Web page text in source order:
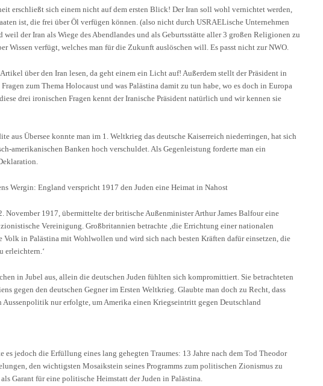
erschließt sich einem nicht auf dem ersten Blick! Der Iran soll wohl vernichtet werden,
ist, die frei über Öl verfügen können. (also nicht durch USRAELische Unternehmen
weil der Iran als Wiege des Abendlandes und als Geburtsstätte aller 3 großen Religionen zu
Wissen verfügt, welches man für die Zukunft auslöschen will. Es passt nicht zur NWO.
über den Iran lesen, da geht einem ein Licht auf! Außerdem stellt der Präsident in
zum Thema Holocaust und was Palästina damit zu tun habe, wo es doch in Europa
drei ironischen Fragen kennt der Iranische Präsident natürlich und wir kennen sie
aus Übersee konnte man im 1. Weltkrieg das deutsche Kaiserreich niederringen, hat sich
amerikanischen Banken hoch verschuldet. Als Gegenleistung forderte man ein
Wergin: England verspricht 1917 den Juden eine Heimat in Nahost
November 1917, übermittelte der britische Außenminister Arthur James Balfour eine
Vereinigung. Großbritannien betrachte ‚die Errichtung einer nationalen
Volk in Palästina mit Wohlwollen und wird sich nach besten Kräften dafür einsetzen, die
erleichtern.‘
in Jubel aus, allein die deutschen Juden fühlten sich kompromittiert. Sie betrachteten
gegen den deutschen Gegner im Ersten Weltkrieg. Glaubte man doch zu Recht, dass
Aussenpolitik nur erfolgte, um Amerika einen Kriegseintritt gegen Deutschland
es jedoch die Erfüllung eines lang gehegten Traumes: 13 Jahre nach dem Tod Theodor
den wichtigsten Mosaikstein seines Programms zum politischen Zionismus zu
Garant für eine politische Heimstatt der Juden in Palästina.